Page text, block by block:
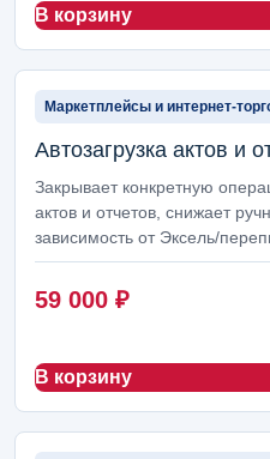
Бухгалтерия и регламентный
Кадры, ЗУП и табель
Логистика, доставка и
Номенклатура и НСИ
Интеграции, обмены и
Сайты, интернет-магазины и
В корзину
Маркетплейсы и интернет-
Автозагрузка актов и
Закрывает конкретную
актов и отчетов, снижает
зависимость от Эксель/
59 000 ₽
В корзину